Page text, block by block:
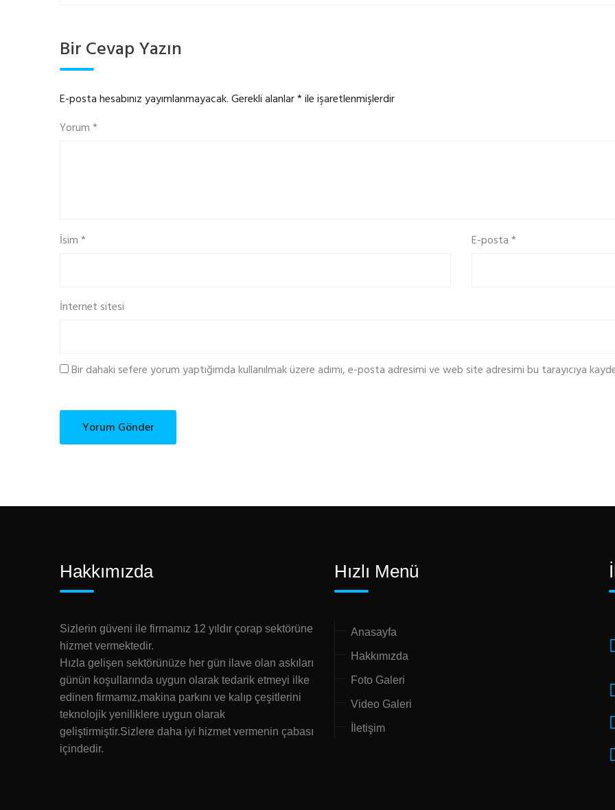
Bir Cevap Yazın
E-posta hesabınız yayımlanmayacak.Gerekli alanlar*ile işaretlenmişlerdir
Yorum*
İsim* E-posta*
İnternet sitesi
Bir dahaki sefere yorum yaptığımda kullanılmak üzere adımı, e-posta adresimi ve web site adresimi bu tarayıcıya
Hakkımızda
Sizlerin güveni ile firmamız 12 yıldır çorap sektörüne
hizmet vermektedir.
Hızla gelişen sektörünüze her gün ilave olan askıları
günün koşullarında uygun olarak tedarik etmeyi ilke
edinen firmamız,makina parkını ve kalıp çeşitlerini
teknolojik yeniliklere uygun olarak
geliştirmiştir.Sizlere daha iyi hizmet vermenin çabası
içindedir.
Hızlı Menü
Anasayfa
Hakkımızda
Foto Galeri
Video Galeri
İletişim